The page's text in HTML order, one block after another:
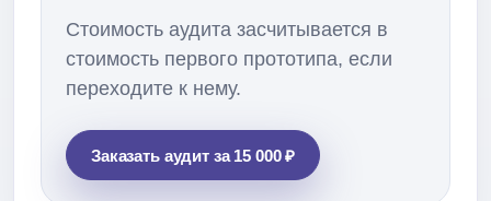
Стоимость аудита засчитывается в
стоимость первого прототипа, если
переходите к нему.
Заказать аудит за 15 000 ₽